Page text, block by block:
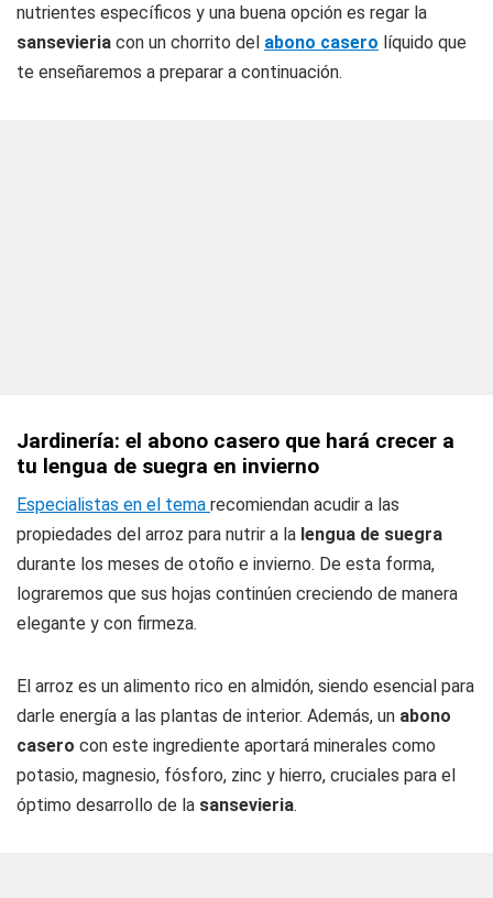
nutrientes específicos y una buena opción es regar la
sansevieria con un chorrito del abono casero líquido que
te enseñaremos a preparar a continuación.
Jardinería: el abono casero que hará crecer a
tu lengua de suegra en invierno
Especialistas en el tema recomiendan acudir a las
propiedades del arroz para nutrir a la lengua de suegra
durante los meses de otoño e invierno. De esta forma,
lograremos que sus hojas continúen creciendo de manera
elegante y con firmeza.
El arroz es un alimento rico en almidón, siendo esencial para
darle energía a las plantas de interior. Además, un abono
casero con este ingrediente aportará minerales como
potasio, magnesio, fósforo, zinc y hierro, cruciales para el
óptimo desarrollo de la sansevieria.